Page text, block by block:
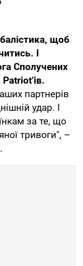
щоб
І
Сполучених
партнерів
удар. І
за те, що
тривоги", –